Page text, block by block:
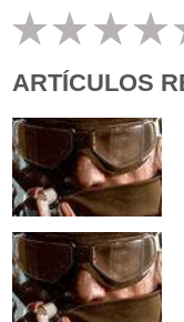
ARTÍCULOS